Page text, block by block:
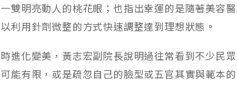
雙明亮動人的桃花眼；也指出幸運的是隨著美容
利用針劑微整的方式快速調整達到理想狀態。
進化變美，黃志宏副院長說明過往常看到不少民
能有限，或是疏忽自己的臉型或五官其實與範本